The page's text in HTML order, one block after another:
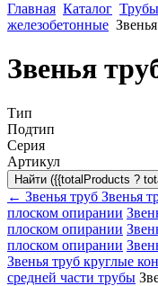
Главная Каталог
железобетонные
Звенья
Тип
Подтип
Серия
Артикул
Найти ({{totalProducts ?
← Звенья труб Звенья
плоском опирании
плоском опирании
плоском опирании
Звенья труб круглые
средней части трубы